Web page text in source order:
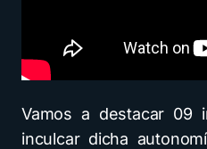
Vamos a destacar 09
inculcar dicha